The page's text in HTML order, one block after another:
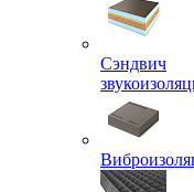
Сэндвич